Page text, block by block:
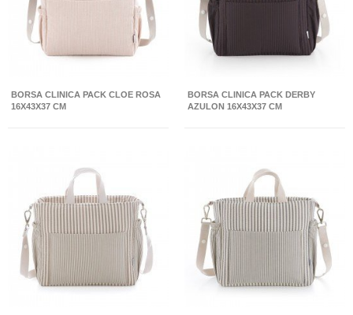
BORSA CLINICA PACK CLOE ROSA
16X43X37 CM
BORSA CLINICA PACK DERBY
AZULON 16X43X37 CM